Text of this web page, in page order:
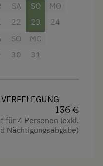
SA
22
SO
23
MO
24
SO
30
MO
31
136 €
für 4 Personen (exkl.
Nächtigungsabgabe)